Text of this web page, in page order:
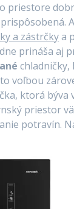
priestore
a zástrčkya
prináša aj
chladničky,
voľbou
ktorá
priestor
potravín.